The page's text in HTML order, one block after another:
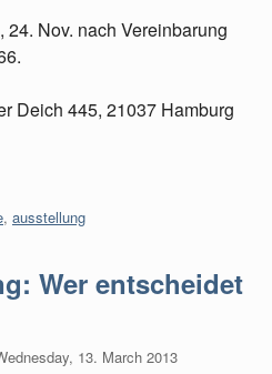
Nov. nach Vereinbarung
Deich 445, 21037 Hamburg
, ausstellung
Wer entscheidet
13. March 2013